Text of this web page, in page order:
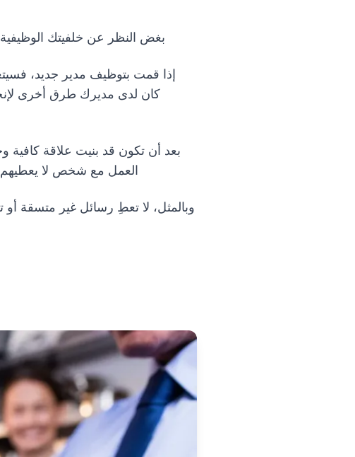
بغض النظر عن خلفيتك
إذا قمت بتوظيف مدير جديد،
كان لدى مديرك طرق أخرى
بعد أن تكون قد بنيت علاقة كافية
العمل مع شخص لا
وبالمثل، لا تعطِ رسائل غير متسقة